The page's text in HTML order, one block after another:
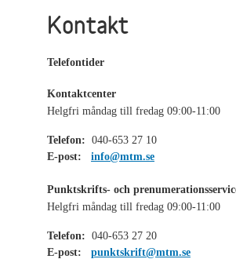
Kontakt
Telefontider
Kontaktcenter
Helgfri måndag till fredag 09:00-11:00
Telefon: 040-653 27 10
E-post:
info@mtm.se
Punktskrifts- och
Helgfri måndag till fredag 09:00-11:00
Telefon: 040-653 27 20
E-post:
punktskrift@mtm.se